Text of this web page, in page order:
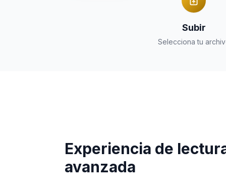
Subir
Selecciona tu
Experiencia de
avanzada